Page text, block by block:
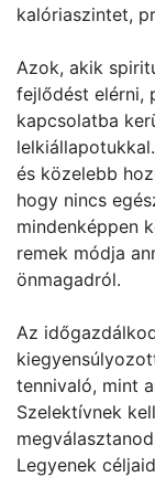
kalóriaszintet,
Azok, akik
fejlődést elérni,
kapcsolatba
és közelebb
hogy nincs
mindenképpen
remek módja
önmagadról.
Az
tennivaló, mint
Szelektívnek
Legyenek